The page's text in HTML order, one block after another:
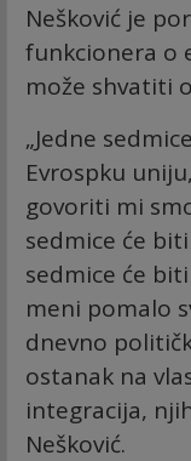
Nešković je
funkcionera o
može shvatiti
„Jedne
Evrospku
govoriti mi
sedmice će
sedmice će
meni pomalo
dnevno
ostanak na
integracija,
Nešković.